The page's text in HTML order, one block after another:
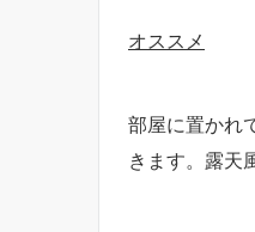
オススメ
部屋に置かれ
きます。露天